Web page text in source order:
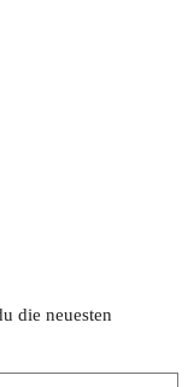
die neuesten